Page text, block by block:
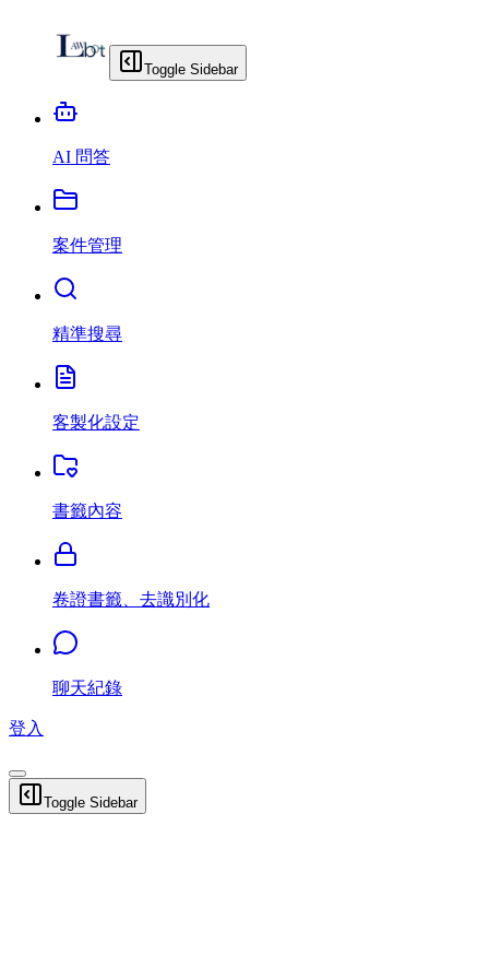
Toggle Sidebar
AI 問答
案件管理
精準搜尋
客製化設定
書籤內容
卷證書籤、去識別化
聊天紀錄
登入
Toggle Sidebar